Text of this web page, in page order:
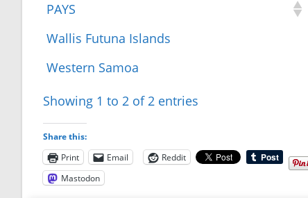
PAYS
Wallis Futuna Islands
Western Samoa
Showing 1 to 2 of 2 entries
Share this:
Print
Email Reddit
Mastodon